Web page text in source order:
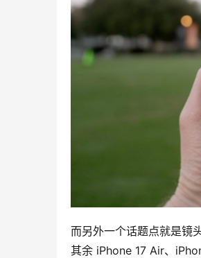
而另外一个话题点就是镜
其余 iPhone 17 Air、